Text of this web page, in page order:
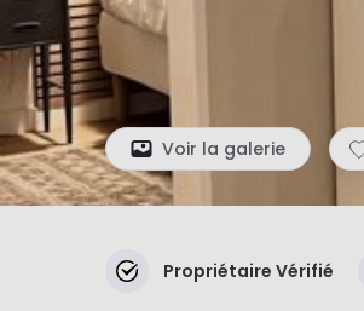
Voir la galerie
Propriétaire Vérifié